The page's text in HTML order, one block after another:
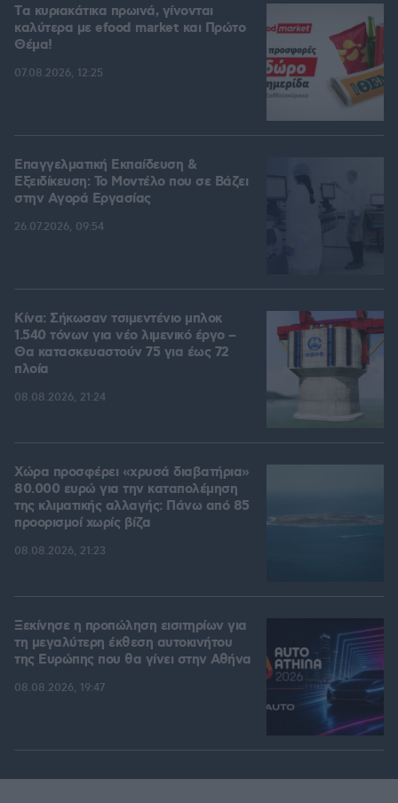
Tα κυριακάτικα πρωινά, γίνονται
καλύτερα με efood market και Πρώτο
Θέμα!
07.08.2026, 12:25
Επαγγελματική Εκπαίδευση &
Εξειδίκευση: Το Mοντέλο που σε Bάζει
στην Aγορά Eργασίας
26.07.2026, 09:54
Κίνα: Σήκωσαν τσιμεντένιο μπλοκ
1.540 τόνων για νέο λιμενικό έργο –
Θα κατασκευαστούν 75 για έως 72
πλοία
08.08.2026, 21:24
Χώρα προσφέρει «χρυσά διαβατήρια»
80.000 ευρώ για την καταπολέμηση
της κλιματικής αλλαγής: Πάνω από 85
προορισμοί χωρίς βίζα
08.08.2026, 21:23
Ξεκίνησε η προπώληση εισιτηρίων για
τη μεγαλύτερη έκθεση αυτοκινήτου
της Ευρώπης που θα γίνει στην Αθήνα
08.08.2026, 19:47